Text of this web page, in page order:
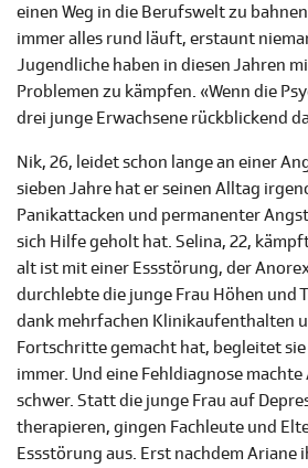
einen Weg in die Berufswelt zu
immer alles rund läuft, erstaunt
Jugendliche haben in diesen Jahren
Problemen zu kämpfen. «Wenn die
drei junge Erwachsene rückblickend
Nik, 26, leidet schon lange an einer
sieben Jahre hat er seinen Alltag
Panikattacken und permanenter
sich Hilfe geholt hat. Selina, 22,
alt ist mit einer Essstörung, der
durchlebte die junge Frau Höhen und
dank mehrfachen Klinikaufenthalten
Fortschritte gemacht hat, begleitet
immer. Und eine Fehldiagnose machte
schwer. Statt die junge Frau auf
therapieren, gingen Fachleute und
Essstörung aus. Erst nachdem Ariane